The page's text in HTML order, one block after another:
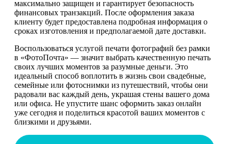
максимально защищен и гарантирует безопасность
финансовых транзакций. После оформления заказа
клиенту будет предоставлена подробная информация о
сроках изготовления и предполагаемой дате доставки.
Воспользоваться услугой печати фотографий без рамки
в «ФотоПочта» — значит выбрать качественную печать
своих лучших моментов за разумные деньги. Это
идеальный способ воплотить в жизнь свои свадебные,
семейные или фотоснимки из путешествий, чтобы они
радовали вас каждый день, украшая стены вашего дома
или офиса. Не упустите шанс оформить заказ онлайн
уже сегодня и поделиться красотой ваших моментов с
близкими и друзьями.